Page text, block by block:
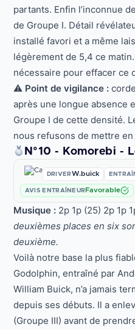
partants. Enfin l’inconnue
de Groupe I. Détail
installé favori et a même
légèrement de 5,4 ce
nécessaire pour effacer ce
⚠️ Point de vigilance :
après une longue absence
Groupe I de cette densité.
nous refusons de mettre en
N°10 - Komorebi -
DRIVERW.buick
AVIS ENTRAÎNEUR Favorable
Musique :2p 1p (25) 2p 1p
deuxièmes places en six
deuxième.
Voilà notre base la plus
Godolphin, entraîné par
William Buick, n’a jamais
depuis ses débuts. Il a
(Groupe III) avant de